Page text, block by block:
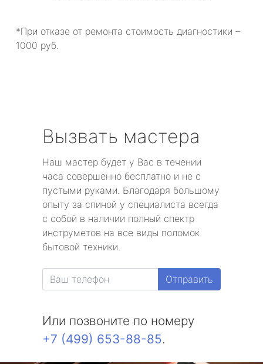
*При отказе от ремонта стоимость диагностики –
1000 руб.
Вызвать мастера
Наш мастер будет у Вас в течении
часа совершенно бесплатно и не с
пустыми руками. Благодаря большому
опыту за спиной у специалиста всегда
с собой в наличии полный спектр
инструметов на все виды поломок
бытовой техники.
Отправить
Или позвоните по номеру
+7 (499) 653-88-85.